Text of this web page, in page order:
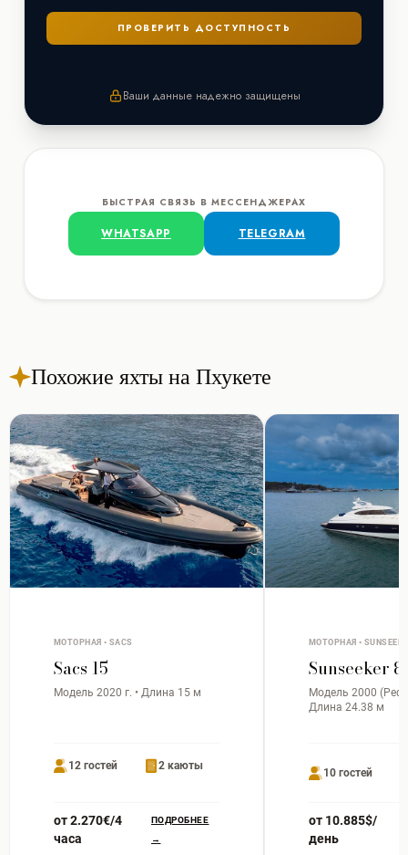
Ваши данные надежно защищены
БЫСТРАЯ СВЯЗЬ В МЕССЕНДЖЕРАХ
WHATSAPP TELEGRAM
Похожие яхты на Пхукете
МОТОРНАЯ • SACS
Sacs 15
Модель 2020 г. • Длина 15 м
12 гостей 2 каюты
от 2.270€/4
часа
ПОДРОБНЕЕ
→
МОТОРНАЯ •
Sunseeker
Модель 2000
Длина 24.38 м
10 гостей
от 10.885$/
день